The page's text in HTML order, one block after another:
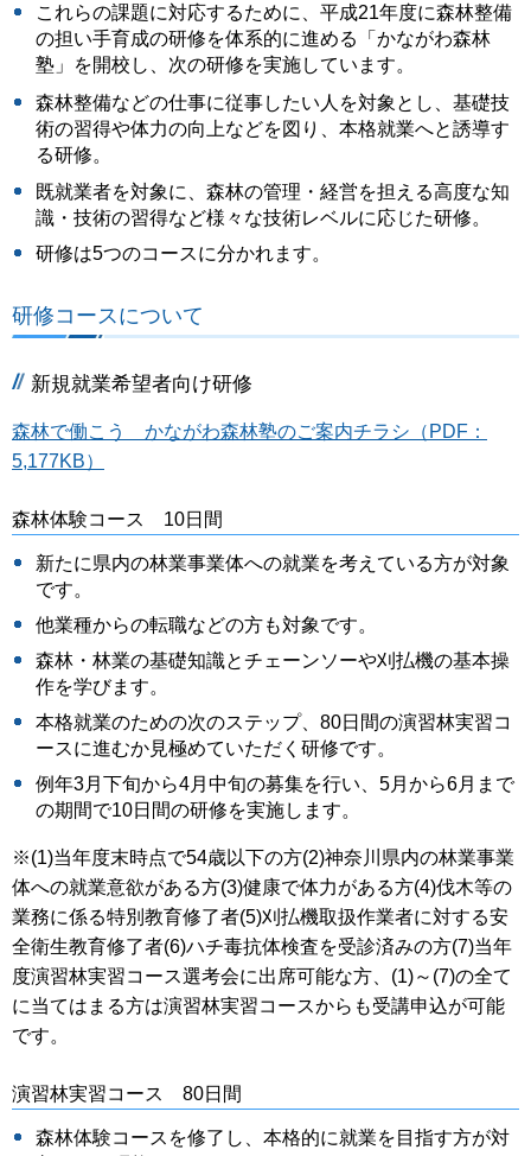
これらの課題に対応するために、平成21年度に森林整備
の担い手育成の研修を体系的に進める「かながわ森林
塾」を開校し、次の研修を実施しています。
森林整備などの仕事に従事したい人を対象とし、基礎技
術の習得や体力の向上などを図り、本格就業へと誘導す
る研修。
既就業者を対象に、森林の管理・経営を担える高度な知
識・技術の習得など様々な技術レベルに応じた研修。
研修は5つのコースに分かれます。
研修コースについて
新規就業希望者向け研修
森林で働こう かながわ森林塾のご案内チラシ（PDF：
5,177KB）
森林体験コース 10日間
新たに県内の林業事業体への就業を考えている方が対象
です。
他業種からの転職などの方も対象です。
森林・林業の基礎知識とチェーンソーや刈払機の基本操
作を学びます。
本格就業のための次のステップ、80日間の演習林実習コ
ースに進むか見極めていただく研修です。
例年3月下旬から4月中旬の募集を行い、5月から6月まで
の期間で10日間の研修を実施します。
※(1)当年度末時点で54歳以下の方(2)神奈川県内の林業事業
体への就業意欲がある方(3)健康で体力がある方(4)伐木等の
業務に係る特別教育修了者(5)刈払機取扱作業者に対する安
全衛生教育修了者(6)ハチ毒抗体検査を受診済みの方(7)当年
度演習林実習コース選考会に出席可能な方、(1)～(7)の全て
に当てはまる方は演習林実習コースからも受講申込が可能
です。
演習林実習コース 80日間
森林体験コースを修了し、本格的に就業を目指す方が対